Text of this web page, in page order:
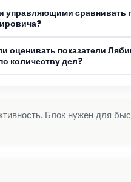
управляющими сравнивать
оценивать показатели
количеству дел?
Блок нужен для